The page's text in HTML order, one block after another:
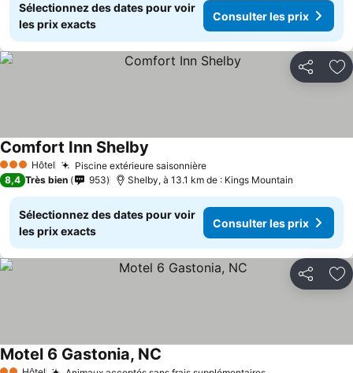
Sélectionnez des dates pour voir
les prix exacts
Consulter les prix
Partager
3 ÉtoilesHôtel Piscine extérieure saisonnière
Comfort Inn Shelby
8,4 Très bien 953 Shelby, à 13.1 km de : Kings Mountain
Sélectionnez des dates pour voir
les prix exacts
Consulter les prix
Partager
Motel 6 Gastonia, NC